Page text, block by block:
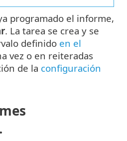
programado el informe,
. La tarea se crea y se
definido en el
vez o en reiteradas
de la configuración